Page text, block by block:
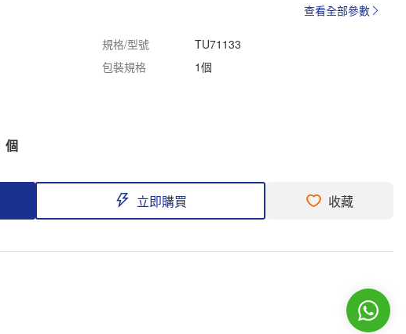
查看全部參數
規格/型號
TU71133
包裝規格 1個
個
立即購買 收藏